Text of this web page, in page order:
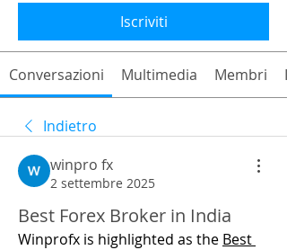
Iscriviti
Conversazioni Multimedia Membri
Indietro
winpro fx
2 settembre 2025
Best Forex Broker in India
Winprofx is highlighted as the Best